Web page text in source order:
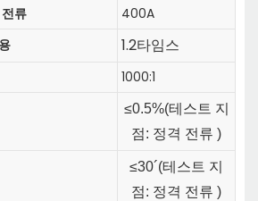
류
400A
1.2타임스
1000:1
≤0.5%(테스트 지
점: 정격 전류 )
≤30´(테스트 지
점: 정격 전류 )